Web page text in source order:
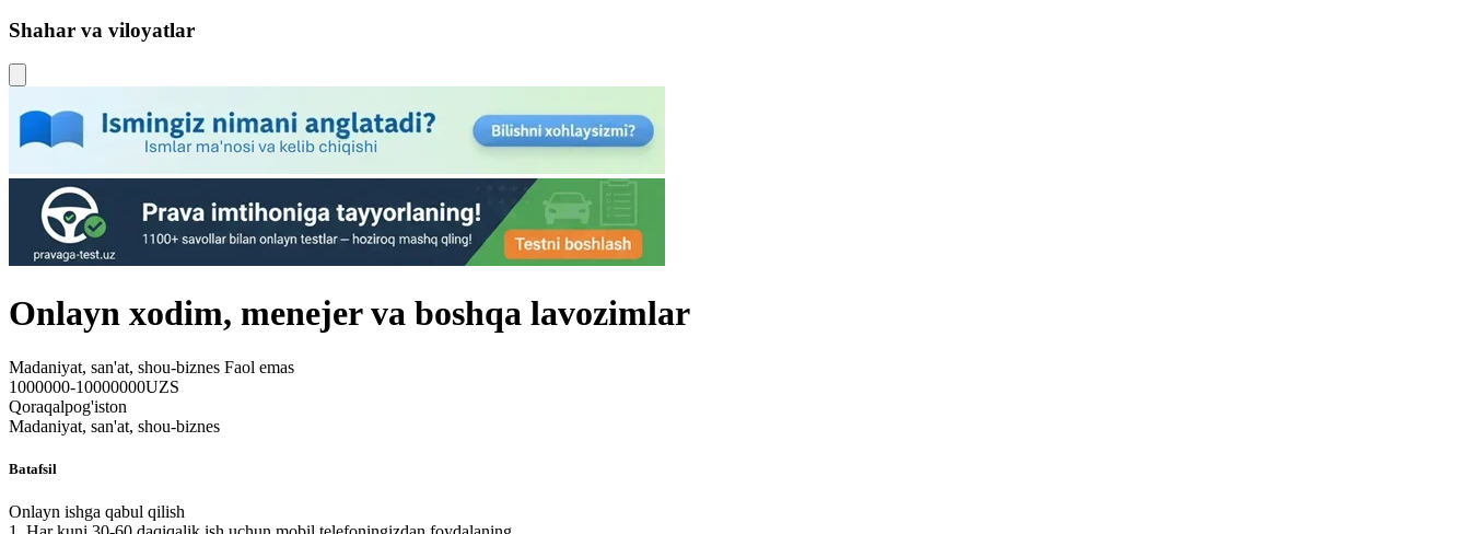
Shahar va viloyatlar
Onlayn xodim, menejer va boshqa lavozimlar
Madaniyat, san'at, shou-biznes Faol emas
1000000-10000000UZS
Qoraqalpog'iston
Madaniyat, san'at, shou-biznes
Batafsil
Onlayn ishga qabul qilish